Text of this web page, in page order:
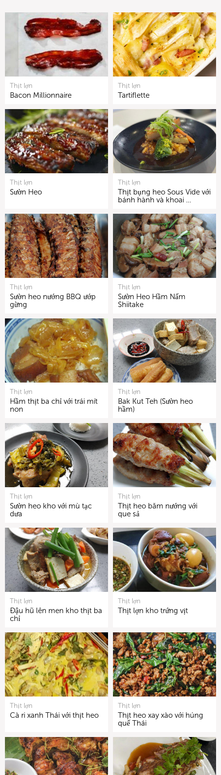
Thịt lợn
Bacon Millionnaire
Thịt lợn
Tartiflette
Thịt lợn
Sườn Heo
Thịt lợn
Thịt bụng heo Sous Vide với
bánh hành và khoai …
Thịt lợn
Sườn heo nướng BBQ ướp
gừng
Thịt lợn
Sườn Heo Hầm Nấm
Shiitake
Thịt lợn
Hầm thịt ba chỉ với trái mít
non
Thịt lợn
Bak Kut Teh (Sườn heo
hầm)
Thịt lợn
Sườn heo kho với mù tạc
dưa
Thịt lợn
Thịt heo băm nướng với
que sả
Thịt lợn
Đậu hũ lên men kho thịt ba
chỉ
Thịt lợn
Thịt lợn kho trứng vịt
Thịt lợn
Cà ri xanh Thái với thịt heo
Thịt lợn
Thịt heo xay xào với húng
quế Thái